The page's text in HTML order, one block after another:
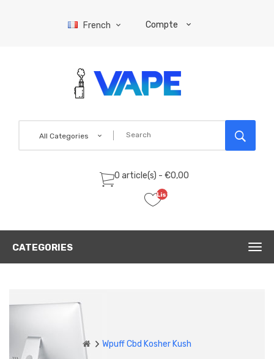
French Compte
All Categories
0 article(s) - €0,00
Liste
(0)
CATEGORIES
Wpuff Cbd Kosher Kush